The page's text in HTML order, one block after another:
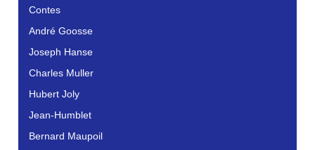
Contes
André Goosse
Joseph Hanse
Charles Muller
Hubert Joly
Jean-Humblet
Bernard Maupoil